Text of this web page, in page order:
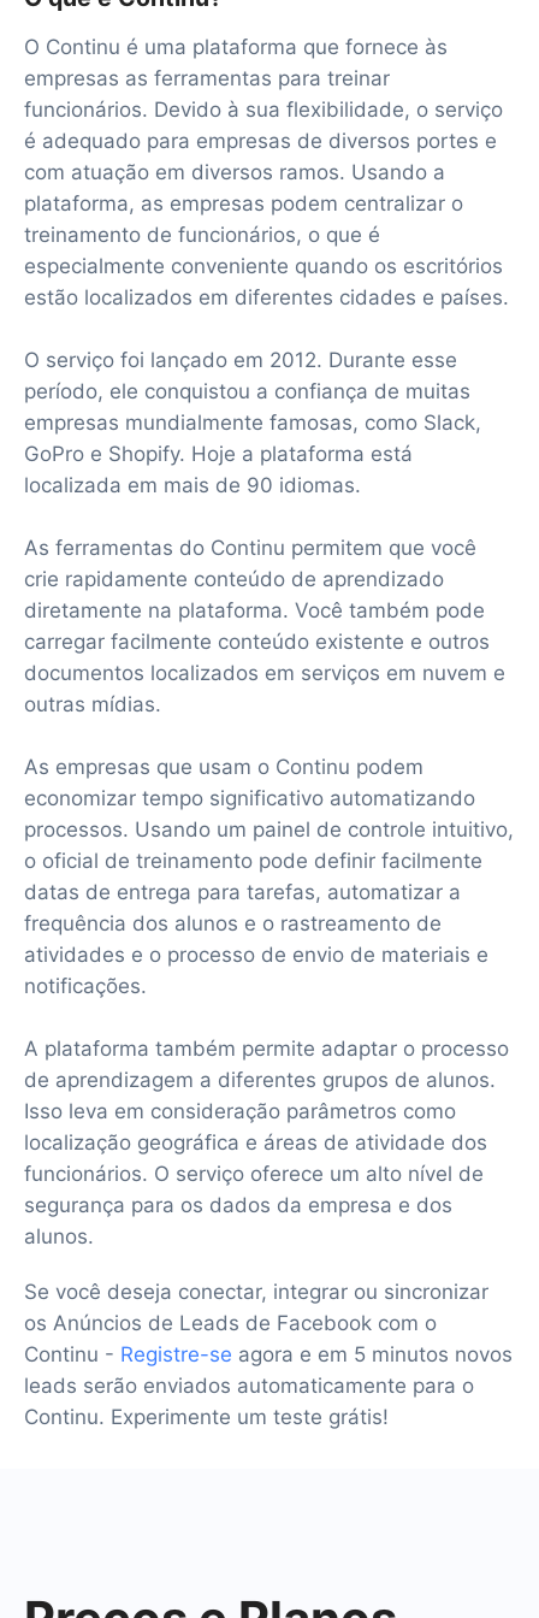
O Continu é uma plataforma que fornece às
empresas as ferramentas para treinar
funcionários. Devido à sua flexibilidade, o serviço
é adequado para empresas de diversos portes e
com atuação em diversos ramos. Usando a
plataforma, as empresas podem centralizar o
treinamento de funcionários, o que é
especialmente conveniente quando os escritórios
estão localizados em diferentes cidades e países.
O serviço foi lançado em 2012. Durante esse
período, ele conquistou a confiança de muitas
empresas mundialmente famosas, como Slack,
GoPro e Shopify. Hoje a plataforma está
localizada em mais de 90 idiomas.
As ferramentas do Continu permitem que você
crie rapidamente conteúdo de aprendizado
diretamente na plataforma. Você também pode
carregar facilmente conteúdo existente e outros
documentos localizados em serviços em nuvem e
outras mídias.
As empresas que usam o Continu podem
economizar tempo significativo automatizando
processos. Usando um painel de controle intuitivo,
o oficial de treinamento pode definir facilmente
datas de entrega para tarefas, automatizar a
frequência dos alunos e o rastreamento de
atividades e o processo de envio de materiais e
notificações.
A plataforma também permite adaptar o processo
de aprendizagem a diferentes grupos de alunos.
Isso leva em consideração parâmetros como
localização geográfica e áreas de atividade dos
funcionários. O serviço oferece um alto nível de
segurança para os dados da empresa e dos
alunos.
Se você deseja conectar, integrar ou sincronizar
os Anúncios de Leads de Facebook com o
Continu - Registre-se agora e em 5 minutos novos
leads serão enviados automaticamente para o
Continu. Experimente um teste grátis!